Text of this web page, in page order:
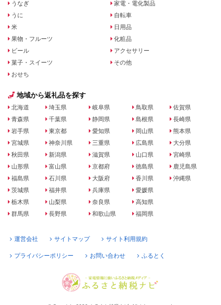
うなぎ
うに
米
果物・フルーツ
ビール
菓子・スイーツ
おせち
家電・電化製品
自転車
日用品
化粧品
アクセサリー
その他
地域から返礼品を探す
北海道
青森県
岩手県
宮城県
秋田県
山形県
福島県
茨城県
栃木県
群馬県
埼玉県
千葉県
東京都
神奈川県
新潟県
富山県
石川県
福井県
山梨県
長野県
岐阜県
静岡県
愛知県
三重県
滋賀県
京都府
大阪府
兵庫県
奈良県
和歌山県
鳥取県
島根県
岡山県
広島県
山口県
徳島県
香川県
愛媛県
高知県
福岡県
佐賀県
長崎県
熊本県
大分県
宮崎県
鹿児島県
沖縄県
運営会社 サイトマップ サイト利用規約
プライバシーポリシー お問い合わせ ふるとく